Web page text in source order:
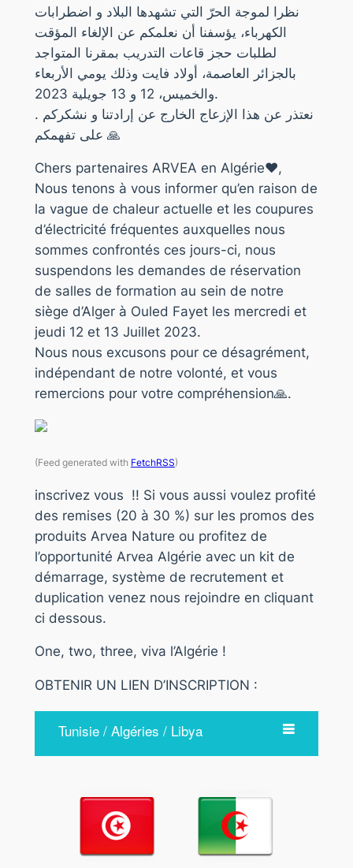
نظرا لموجة الحرّ التي تشهدها البلاد و اضطرابات
الكهرباء، يؤسفنا أن نعلمكم عن الإلغاء المؤقت
لطلبات حجز قاعات التدريب بمقرنا المتواجد
بالجزائر العاصمة، أولاد فايت وذلك يومي الأربعاء
والخميس، 12 و 13 جويلية 2023.
. نعتذر عن هذا الإزعاج الخارج عن إرادتنا و نشكركم
على تفهمكم 🙏
Chers partenaires ARVEA en Algérie❤️,
Nous tenons à vous informer qu’en raison de
la vague de chaleur actuelle et les coupures
d’électricité fréquentes auxquelles nous
sommes confrontés ces jours-ci, nous
suspendons les demandes de réservation
de salles de formation au sein de notre
siège d’Alger à Ouled Fayet les mercredi et
jeudi 12 et 13 Juillet 2023.
Nous nous excusons pour ce désagrément,
indépendant de notre volonté, et vous
remercions pour votre compréhension🙏.
(Feed generated with FetchRSS)
inscrivez vous !! Si vous aussi voulez profité
des remises (20 à 30 %) sur les promos des
produits Arvea Nature ou profitez de
l’opportunité Arvea Algérie avec un kit de
démarrage, système de recrutement et
duplication venez nous rejoindre en cliquant
ci dessous.
One, two, three, viva l’Algérie !
OBTENIR UN LIEN D’INSCRIPTION :
Tunisie / Algéries / Libya